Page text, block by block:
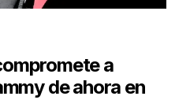
a
de ahora en